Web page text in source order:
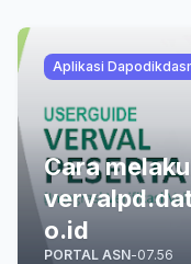
Aplikasi
Cara
o.id
PORTAL ASN-07.56